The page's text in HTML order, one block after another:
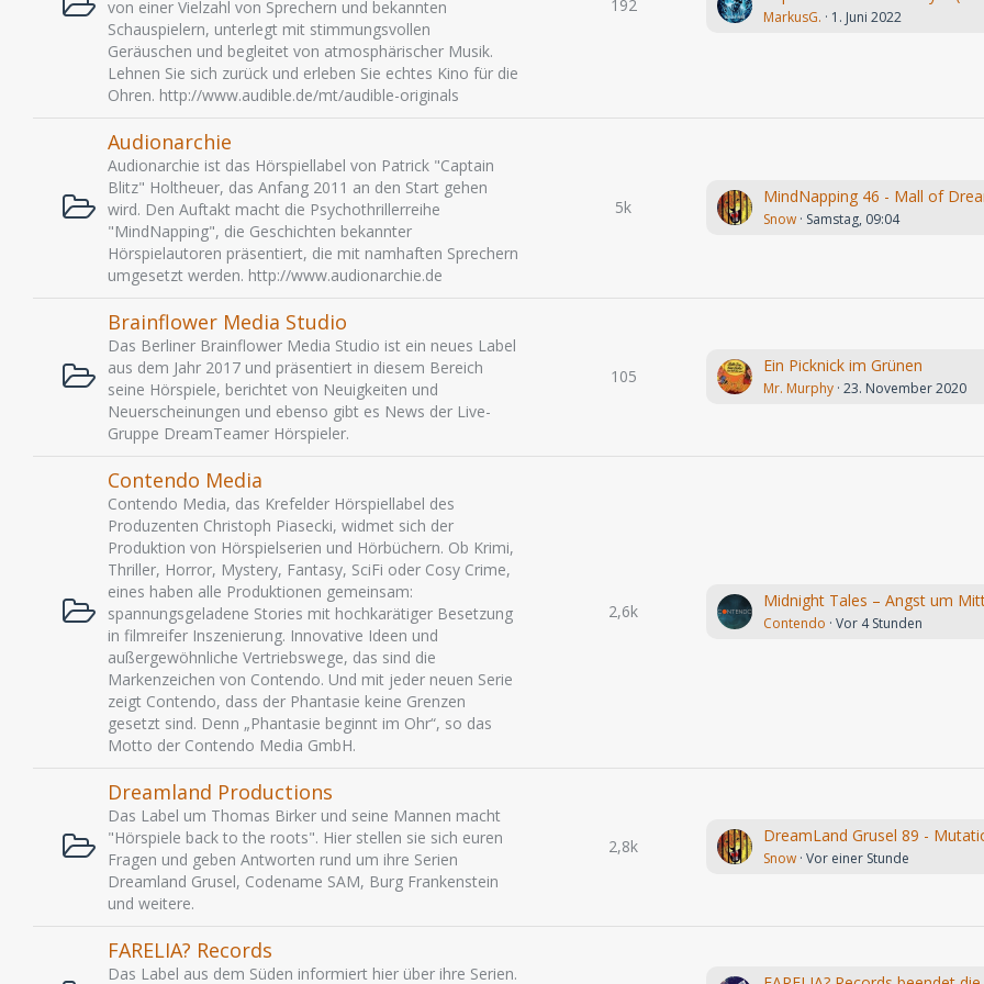
von einer Vielzahl von Sprechern und bekannten
Schauspielern, unterlegt mit stimmungsvollen
Geräuschen und begleitet von atmosphärischer Musik.
Lehnen Sie sich zurück und erleben Sie echtes Kino für die
Ohren. http://www.audible.de/mt/audible-originals
192
MarkusG. 1. Juni 2022
Audionarchie
Audionarchie ist das Hörspiellabel von Patrick "Captain
Blitz" Holtheuer, das Anfang 2011 an den Start gehen
wird. Den Auftakt macht die Psychothrillerreihe
"MindNapping", die Geschichten bekannter
Hörspielautoren präsentiert, die mit namhaften Sprechern
umgesetzt werden. http://www.audionarchie.de
5k
MindNapping 46 - Mall of
Snow Samstag, 09:04
Brainflower Media Studio
Das Berliner Brainflower Media Studio ist ein neues Label
aus dem Jahr 2017 und präsentiert in diesem Bereich
seine Hörspiele, berichtet von Neuigkeiten und
Neuerscheinungen und ebenso gibt es News der Live-
Gruppe DreamTeamer Hörspieler.
105
Ein Picknick im Grünen
Mr. Murphy 23. November 2020
Contendo Media
Contendo Media, das Krefelder Hörspiellabel des
Produzenten Christoph Piasecki, widmet sich der
Produktion von Hörspielserien und Hörbüchern. Ob Krimi,
Thriller, Horror, Mystery, Fantasy, SciFi oder Cosy Crime,
eines haben alle Produktionen gemeinsam:
spannungsgeladene Stories mit hochkarätiger Besetzung
in filmreifer Inszenierung. Innovative Ideen und
außergewöhnliche Vertriebswege, das sind die
Markenzeichen von Contendo. Und mit jeder neuen Serie
zeigt Contendo, dass der Phantasie keine Grenzen
gesetzt sind. Denn „Phantasie beginnt im Ohr“, so das
Motto der Contendo Media GmbH.
2,6k
Contendo Vor 4 Stunden
Dreamland Productions
Das Label um Thomas Birker und seine Mannen macht
"Hörspiele back to the roots". Hier stellen sie sich euren
Fragen und geben Antworten rund um ihre Serien
Dreamland Grusel, Codename SAM, Burg Frankenstein
und weitere.
2,8k
Snow Vor einer Stunde
FARELIA? Records
Das Label aus dem Süden informiert hier über ihre Serien.